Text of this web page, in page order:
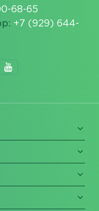
68-65
+7 (929) 644-